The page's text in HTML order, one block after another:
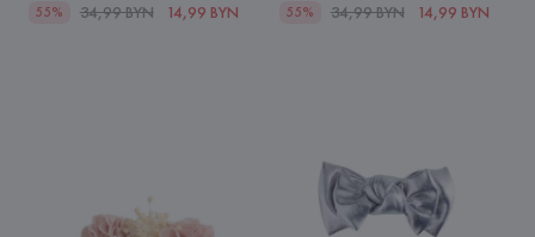
55% 34,99 BYN 14,99 BYN 55% 34,99 BYN 14,99 BYN